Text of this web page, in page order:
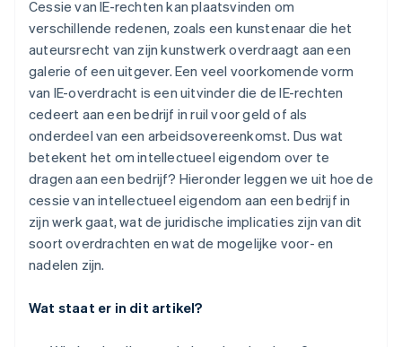
Cessie van IE-rechten kan plaatsvinden om
verschillende redenen, zoals een kunstenaar die het
auteursrecht van zijn kunstwerk overdraagt aan een
galerie of een uitgever. Een veel voorkomende vorm
van IE-overdracht is een uitvinder die de IE-rechten
cedeert aan een bedrijf in ruil voor geld of als
onderdeel van een arbeidsovereenkomst. Dus wat
betekent het om intellectueel eigendom over te
dragen aan een bedrijf? Hieronder leggen we uit hoe de
cessie van intellectueel eigendom aan een bedrijf in
zijn werk gaat, wat de juridische implicaties zijn van dit
soort overdrachten en wat de mogelijke voor- en
nadelen zijn.
Wat staat er in dit artikel?